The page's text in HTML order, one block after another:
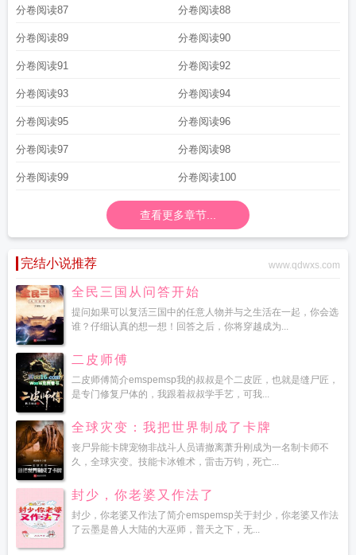
分卷阅读87 分卷阅读88
分卷阅读89 分卷阅读90
分卷阅读91 分卷阅读92
分卷阅读93 分卷阅读94
分卷阅读95 分卷阅读96
分卷阅读97 分卷阅读98
分卷阅读99 分卷阅读100
查看更多章节...
完结小说推荐 www.qdwxs.com
全民三国从问答开始
提问如果可以复活三国中的任意人物并与之生活在一起，你会选
谁？仔细认真的想一想！回答之后，你将穿越成为...
二皮师傅
二皮师傅简介emspemsp我的叔叔是个二皮匠，也就是缝尸匠，
是专门修复尸体的，我跟着叔叔学手艺，可我...
全球灾变：我把世界制成了卡牌
丧尸异能卡牌宠物非战斗人员请撤离萧升刚成为一名制卡师不
久，全球灾变。技能卡冰锥术，雷击万钧，死亡...
封少，你老婆又作法了
封少，你老婆又作法了简介emspemsp关于封少，你老婆又作法
了云墨是兽人大陆的大巫师，普天之下，无...